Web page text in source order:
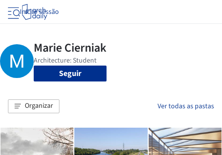
Iniciar sessão
Seguir
Organizar Ver todas as pastas